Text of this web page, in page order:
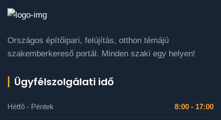
Országos építőipari, felújítás, otthon témájú
szakemberkereső portál. Minden szaki egy helyen!
Ügyfélszolgálati idő
Hétfő - Péntek 8:00 - 17:00